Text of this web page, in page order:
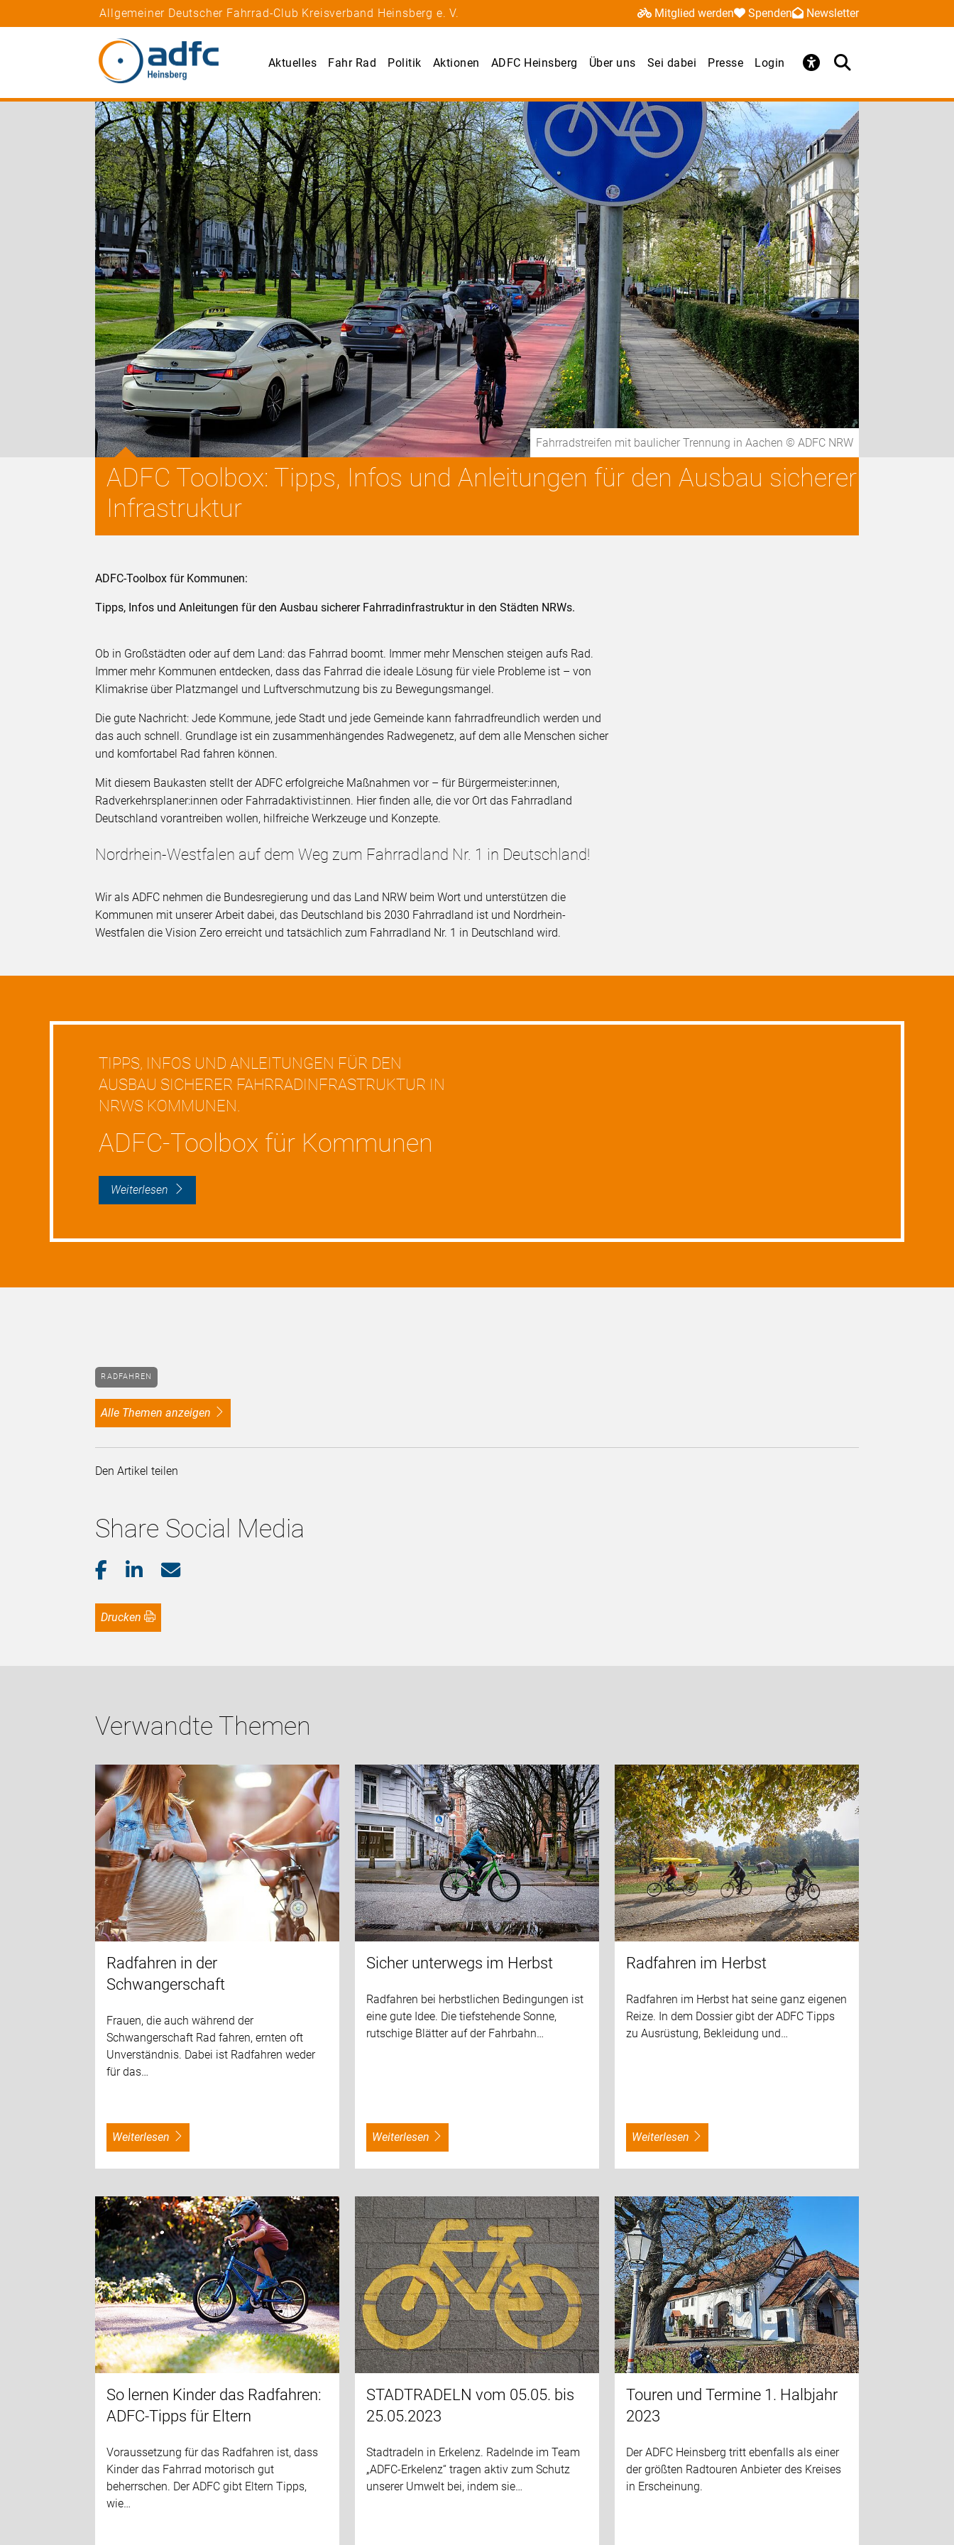
Allgemeiner Deutscher Fahrrad-Club Kreisverband Heinsberg e. V. Mitglied werden Spenden Newsletter
Aktuelles Fahr Rad Politik Aktionen ADFC Heinsberg Über uns Sei dabei Presse Login
Fahrradstreifen mit baulicher Trennung in Aachen © ADFC NRW
ADFC Toolbox: Tipps, Infos und Anleitungen für den Ausbau sicherer
Infrastruktur
ADFC-Toolbox für Kommunen:
Tipps, Infos und Anleitungen für den Ausbau sicherer Fahrradinfrastruktur in den Städten NRWs.
Ob in Großstädten oder auf dem Land: das Fahrrad boomt. Immer mehr Menschen steigen aufs Rad.
Immer mehr Kommunen entdecken, dass das Fahrrad die ideale Lösung für viele Probleme ist – von
Klimakrise über Platzmangel und Luftverschmutzung bis zu Bewegungsmangel.
Die gute Nachricht: Jede Kommune, jede Stadt und jede Gemeinde kann fahrradfreundlich werden und
das auch schnell. Grundlage ist ein zusammenhängendes Radwegenetz, auf dem alle Menschen sicher
und komfortabel Rad fahren können.
Mit diesem Baukasten stellt der ADFC erfolgreiche Maßnahmen vor – für Bürgermeister:innen,
Radverkehrsplaner:innen oder Fahrradaktivist:innen. Hier finden alle, die vor Ort das Fahrradland
Deutschland vorantreiben wollen, hilfreiche Werkzeuge und Konzepte.
Nordrhein-Westfalen auf dem Weg zum Fahrradland Nr. 1 in Deutschland!
Wir als ADFC nehmen die Bundesregierung und das Land NRW beim Wort und unterstützen die
Kommunen mit unserer Arbeit dabei, das Deutschland bis 2030 Fahrradland ist und Nordrhein-
Westfalen die Vision Zero erreicht und tatsächlich zum Fahrradland Nr. 1 in Deutschland wird.
TIPPS, INFOS UND ANLEITUNGEN FÜR DEN
AUSBAU SICHERER FAHRRADINFRASTRUKTUR IN
NRWS KOMMUNEN.
ADFC-Toolbox für Kommunen
weiterlesen
RADFAHREN
alle Themen anzeigen
Den Artikel teilen
Share Social Media
Drucken
Verwandte Themen
Radfahren in der
Schwangerschaft
Frauen, die auch während der
Schwangerschaft Rad fahren, ernten oft
Unverständnis. Dabei ist Radfahren weder
für das…
weiterlesen
Sicher unterwegs im Herbst
Radfahren bei herbstlichen Bedingungen ist
eine gute Idee. Die tiefstehende Sonne,
rutschige Blätter auf der Fahrbahn…
weiterlesen
Radfahren im Herbst
Radfahren im Herbst hat seine ganz eigenen
Reize. In dem Dossier gibt der ADFC Tipps
zu Ausrüstung, Bekleidung und…
weiterlesen
So lernen Kinder das Radfahren:
ADFC-Tipps für Eltern
Voraussetzung für das Radfahren ist, dass
Kinder das Fahrrad motorisch gut
beherrschen. Der ADFC gibt Eltern Tipps,
wie…
STADTRADELN vom 05.05. bis
25.05.2023
Stadtradeln in Erkelenz. Radelnde im Team
„ADFC-Erkelenz“ tragen aktiv zum Schutz
unserer Umwelt bei, indem sie…
Touren und Termine 1. Halbjahr
2023
Der ADFC Heinsberg tritt ebenfalls als einer
der größten Radtouren Anbieter des Kreises
in Erscheinung.